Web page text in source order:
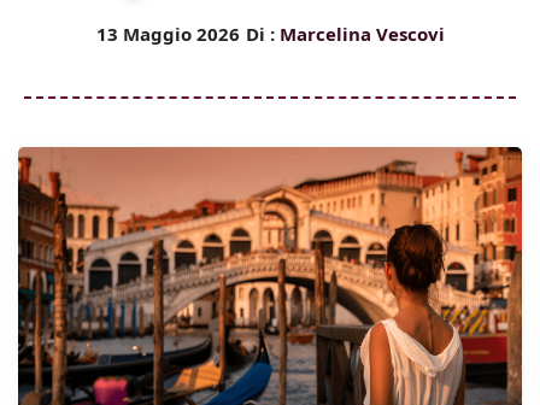
13 Maggio 2026 Di : Marcelina Vescovi